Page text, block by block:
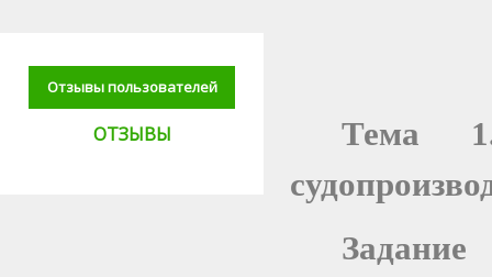
Отзывы пользователей
ОТЗЫВЫ
Тема